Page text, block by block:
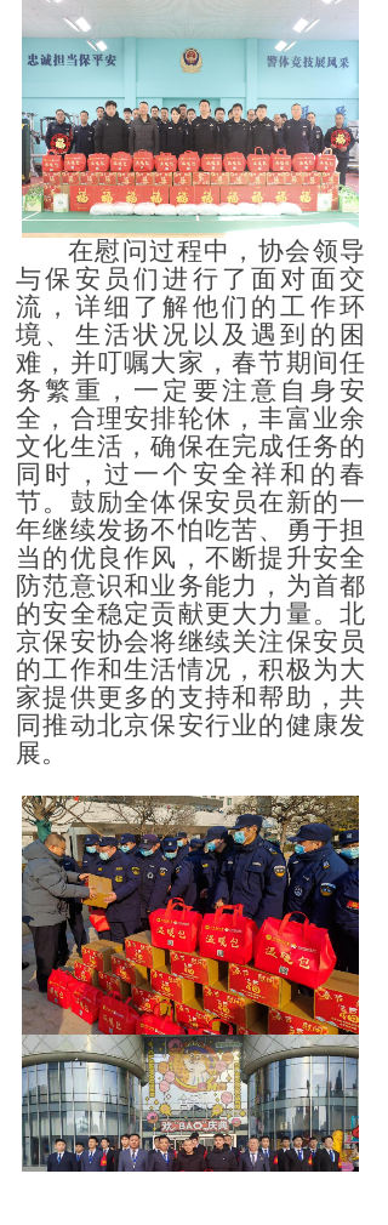
在慰问过程中，协会领导
与保安员们进行了面对面交
流，详细了解他们的工作环
境、生活状况以及遇到的困
难 ， 并叮嘱大家，春节期间任
务繁重，一定要注意自身安
全，合理安排轮休 ，丰富业余
文化生活，确保在完成任务的
同时， 过一个安全祥和的春
节。鼓励全体保安员在新的一
年继续发扬不怕吃苦、勇于担
当的优良作风，不断提升安全
防范意识和业务能力，为首都
的安全稳定贡献更大力量。北
京保安协会将继续关注保安员
的工作和生活情况，积极为大
家提供更多的支持和帮助，共
同推动北京保安行业的健康发
展。